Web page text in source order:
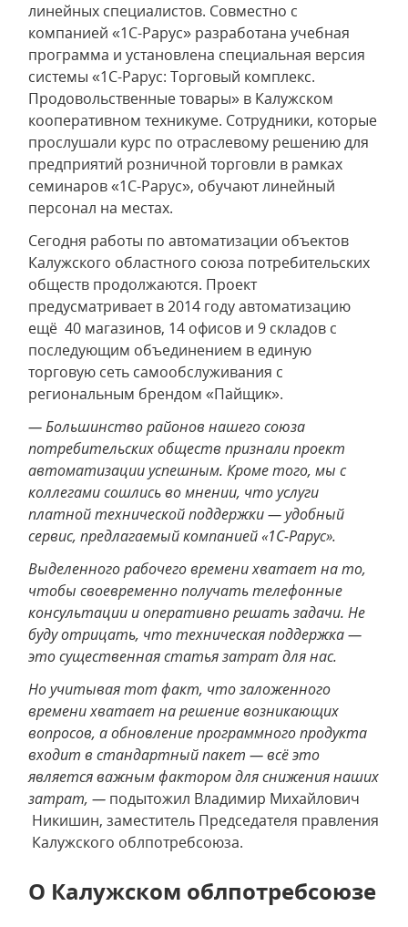
линейных специалистов. Совместно с
компанией «1С-Рарус» разработана учебная
программа и установлена специальная версия
системы «1С-Рарус: Торговый комплекс.
Продовольственные товары» в Калужском
кооперативном техникуме. Сотрудники, которые
прослушали курс по отраслевому решению для
предприятий розничной торговли в рамках
семинаров «1С-Рарус», обучают линейный
персонал на местах.
Сегодня работы по автоматизации объектов
Калужского областного союза потребительских
обществ продолжаются. Проект
предусматривает в 2014 году автоматизацию
ещё 40 магазинов, 14 офисов и 9 складов с
последующим объединением в единую
торговую сеть самообслуживания с
региональным брендом «Пайщик».
— Большинство районов нашего союза
потребительских обществ признали проект
автоматизации успешным. Кроме того, мы с
коллегами сошлись во мнении, что услуги
платной технической поддержки — удобный
сервис, предлагаемый компанией «1С-Рарус».
Выделенного рабочего времени хватает на то,
чтобы своевременно получать телефонные
консультации и оперативно решать задачи. Не
буду отрицать, что техническая поддержка—
это существенная статья затрат для нас.
Но учитывая тот факт, что заложенного
времени хватает на решение возникающих
вопросов, а обновление программного продукта
входит в стандартный пакет — всё это
является важным фактором для снижения наших
затрат, — подытожил Владимир Михайлович
Никишин, заместитель Председателя правления
Калужского облпотребсоюза.
О Калужском облпотребсоюзе